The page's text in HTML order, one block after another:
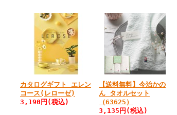
カタログギフト エレン
コース(レローゼ)
3,190円 (税込)
【送料無料】今治かの
ん タオルセット
（63625）
3,135円 (税込)